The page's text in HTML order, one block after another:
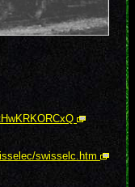
swisselc.htm